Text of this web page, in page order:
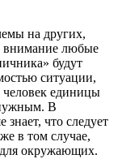
на других,
внимание любые
будут
ситуации,
человек единицы
нужным. В
что следует
в том случае,
для окружающих.